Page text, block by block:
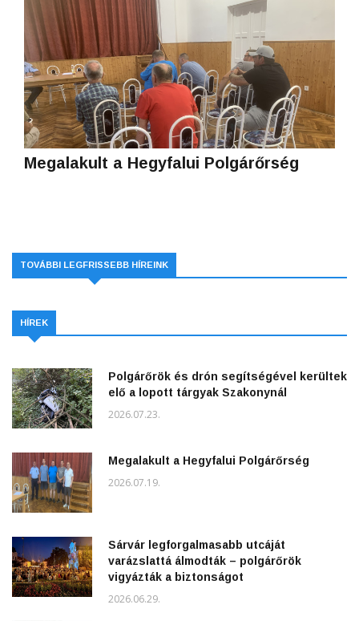
Megalakult a Hegyfalui Polgárőrség
TOVÁBBI LEGFRISSEBB HÍREINK
HÍREK
Polgárőrök és drón segítségével kerültek
elő a lopott tárgyak Szakonynál
2026.07.23.
Megalakult a Hegyfalui Polgárőrség
2026.07.19.
Sárvár legforgalmasabb utcáját
varázslattá álmodták – polgárőrök
vigyázták a biztonságot
2026.06.29.